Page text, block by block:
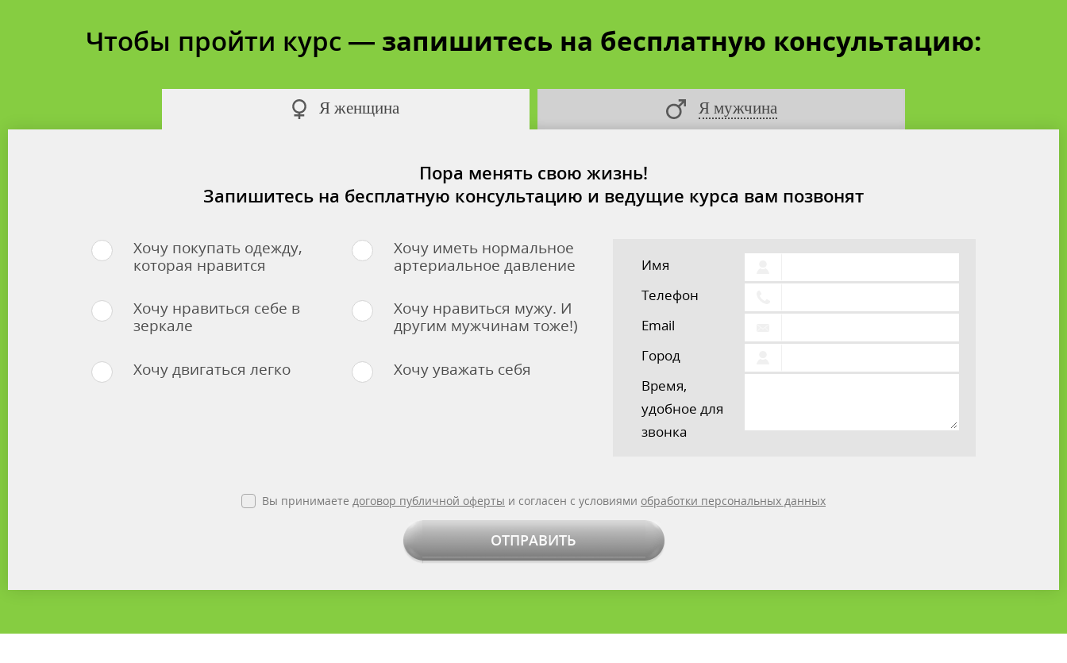
Чтобы пройти курс — запишитесь на бесплатную консультацию:
Я женщина Я мужчина
Пора менять свою жизнь!
Запишитесь на бесплатную консультацию и ведущие курса вам позвонят
Хочу покупать одежду,
которая нравится
Хочу нравиться себе в
зеркале
Хочу двигаться легко
Хочу иметь нормальное
артериальное давление
Хочу нравиться мужу. И
другим мужчинам тоже!)
Хочу уважать себя
Имя
Телефон
Email
Город
Время,
удобное для
звонка
Вы принимаете договор публичной оферты и согласен с условиями обработки персональных данных
ОТПРАВИТЬ